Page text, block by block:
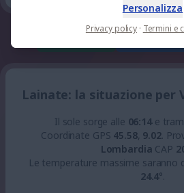
Lainate: la situazione per
Il sole sorge alle 06:14e
Coordinate GPS 45.58, 9.02.
Lombardia CAP
Le temperature massime saranno
24.4°.
Personalizza
Privacy policy · Termini e